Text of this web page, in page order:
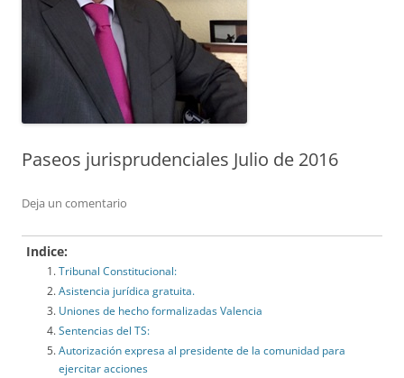
Paseos jurisprudenciales Julio de 2016
Deja un comentario
Indice:
Tribunal Constitucional:
Asistencia jurídica gratuita.
Uniones de hecho formalizadas Valencia
Sentencias del TS:
Autorización expresa al presidente de la comunidad para
ejercitar acciones